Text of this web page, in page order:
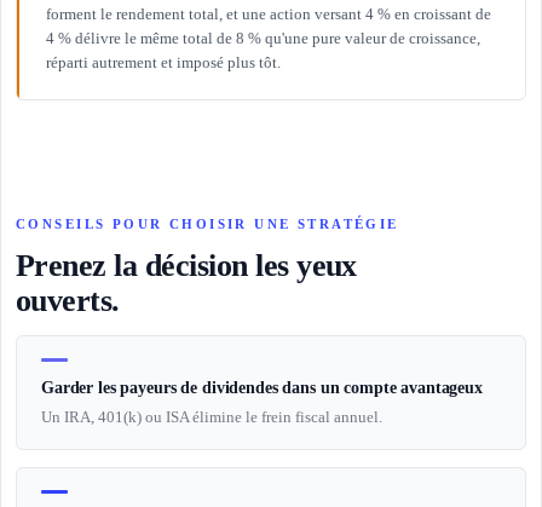
forment le rendement total, et une action versant 4 % en croissant de
4 % délivre le même total de 8 % qu'une pure valeur de croissance,
réparti autrement et imposé plus tôt.
CONSEILS POUR CHOISIR UNE STRATÉGIE
Prenez la décision les yeux
ouverts.
Garder les payeurs de dividendes dans un compte avantageux
Un IRA, 401(k) ou ISA élimine le frein fiscal annuel.